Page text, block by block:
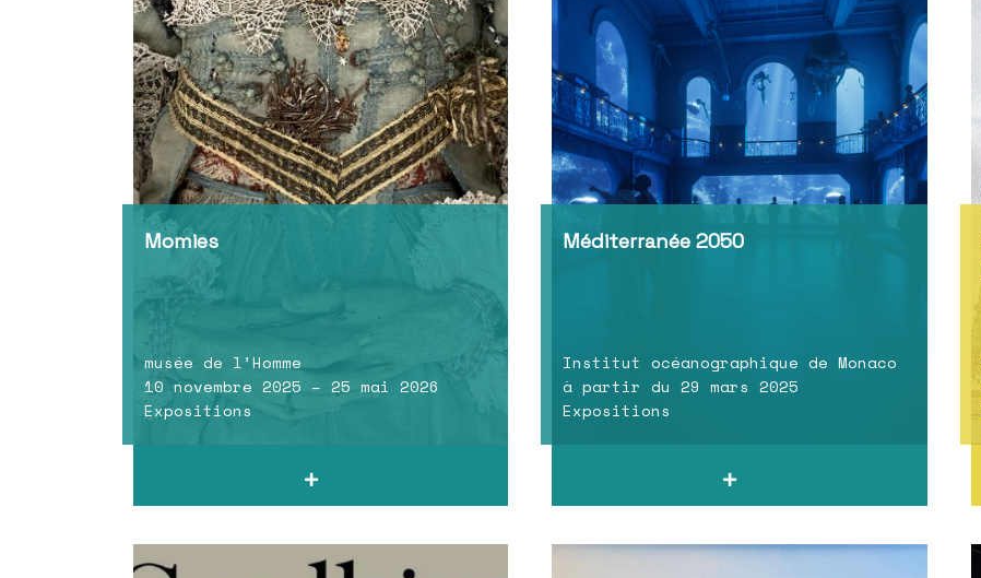
Momies
musée de l’Homme
10 novembre 2025 – 25 mai 2026
Expositions
Méditerranée 2050
Institut océanographique de Monaco
à partir du 29 mars 2025
Expositions